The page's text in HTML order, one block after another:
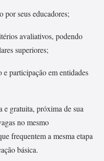
por seus educadores;
avaliativos, podendo
superiores;
participação em entidades
e gratuita, próxima de sua
no mesmo
frequentem a mesma etapa
básica.